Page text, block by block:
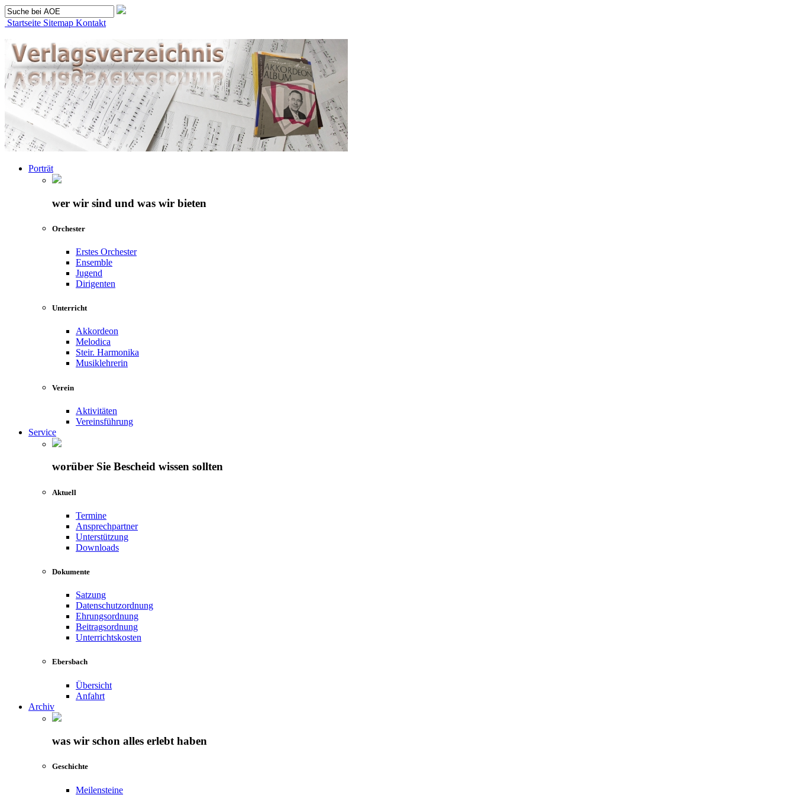
Startseite Sitemap Kontakt
Porträt
wer wir sind und was wir bieten
Orchester
Erstes Orchester
Ensemble
Jugend
Dirigenten
Unterricht
Akkordeon
Melodica
Steir. Harmonika
Musiklehrerin
Verein
Aktivitäten
Vereinsführung
Service
worüber Sie Bescheid wissen sollten
Aktuell
Termine
Ansprechpartner
Unterstützung
Downloads
Dokumente
Satzung
Datenschutzordnung
Ehrungsordnung
Beitragsordnung
Unterrichtskosten
Ebersbach
Übersicht
Anfahrt
Archiv
was wir schon alles erlebt haben
Geschichte
Meilensteine